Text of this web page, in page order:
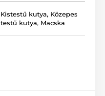
Kistestű kutya, Közepes
testű kutya, Macska